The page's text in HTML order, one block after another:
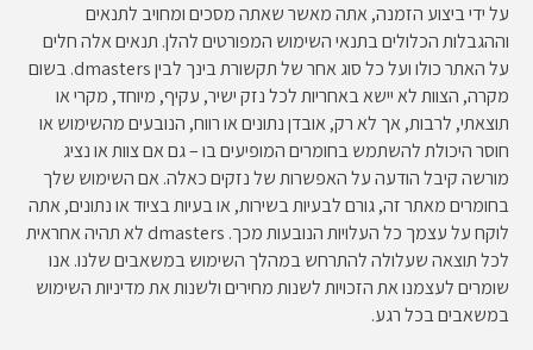
על ידי ביצוע הזמנה, אתה מאשר שאתה מסכים ומחויב לתנאים
וההגבלות הכלולים בתנאי השימוש המפורטים להלן. תנאים אלה חלים
על האתר כולו ועל כל סוג אחר של תקשורת בינך לבין dmasters. בשום
מקרה, הצוות לא יישא באחריות לכל נזק ישיר, עקיף, מיוחד, מקרי או
תוצאתי, לרבות, אך לא רק, אובדן נתונים או רווח, הנובעים מהשימוש או
חוסר היכולת להשתמש בחומרים המופיעים בו – גם אם צוות או נציג
מורשה קיבל הודעה על האפשרות של נזקים כאלה. אם השימוש שלך
בחומרים מאתר זה, גורם לבעיות בשירות, או בעיות בציוד או נתונים, אתה
לוקח על עצמך כל העלויות הנובעות מכך. dmasters לא תהיה אחראית
לכל תוצאה שעלולה להתרחש במהלך השימוש במשאבים שלנו. אנו
שומרים לעצמנו את הזכויות לשנות מחירים ולשנות את מדיניות השימוש
במשאבים בכל רגע.